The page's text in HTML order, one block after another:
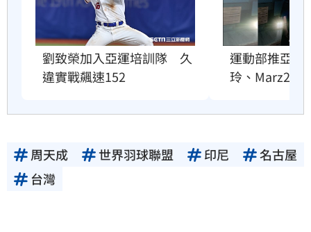
劉致榮加入亞運培訓隊　久
違實戰飆速152
運動部推亞運
玲、Marz23
周天成 世界羽球聯盟 印尼
名古屋
台灣